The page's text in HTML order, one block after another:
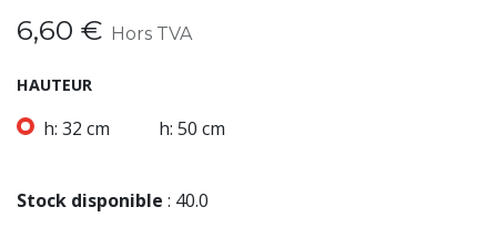
6,60 € Hors TVA
HAUTEUR
h: 32 cm h: 50 cm
Stock disponible : 40.0